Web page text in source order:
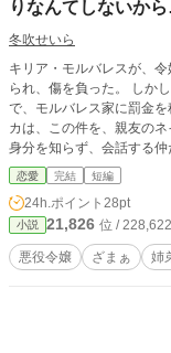
りなんてしないか
冬吹せいら
キリア・モルバレスが、
られ、傷を負った。 しかし、セレノーは謝るどころか、自分も怪我をしたの
で、モルバレス家に罰金を科すと言い始める
カは、この件を、親友のネイトルに相談した
身分を知らず、会話する
恋愛 完結 短編
24h.ポイント 28pt
小説 21,826 位 /
悪役令嬢 ざまぁ 姉